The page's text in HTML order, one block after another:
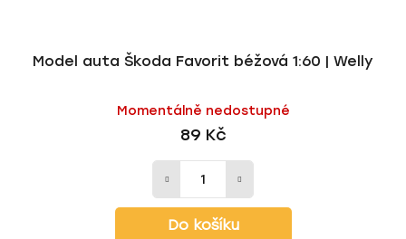
Model auta Škoda Favorit béžová 1:60 | Welly
Momentálně nedostupné
89 Kč
Do košíku